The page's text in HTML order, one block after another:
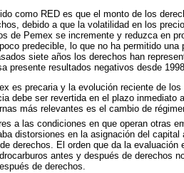
como RED es que el monto de los
debido a que la volatilidad en los
de Pemex se incremente y reduzca en
predecible, lo que no ha permitido una
siete años los derechos han
presente resultados negativos desde 1998.
es precaria y la evolución reciente de
debe ser revertida en el plazo
más relevantes es el cambio de
a las condiciones en que operan otras
distorsiones en la asignación del
derechos. El orden que da la evaluación
antes y después de derechos
de derechos.